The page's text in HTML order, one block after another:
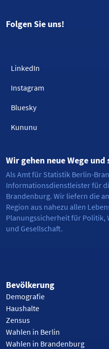
Folgen Sie uns!
LinkedIn
Instagram
Bluesky
Kununu
Wir gehen neue Wege und
Als Amt für Statistik Berlin-
Informationsdienstleister für
Brandenburg. Wir liefern die
Region aus nahezu allen
Planungssicherheit für Politik,
und Gesellschaft.
Bevölkerung
Demografie
Haushalte
Zensus
Wahlen in Berlin
Wahlen in Brandenburg